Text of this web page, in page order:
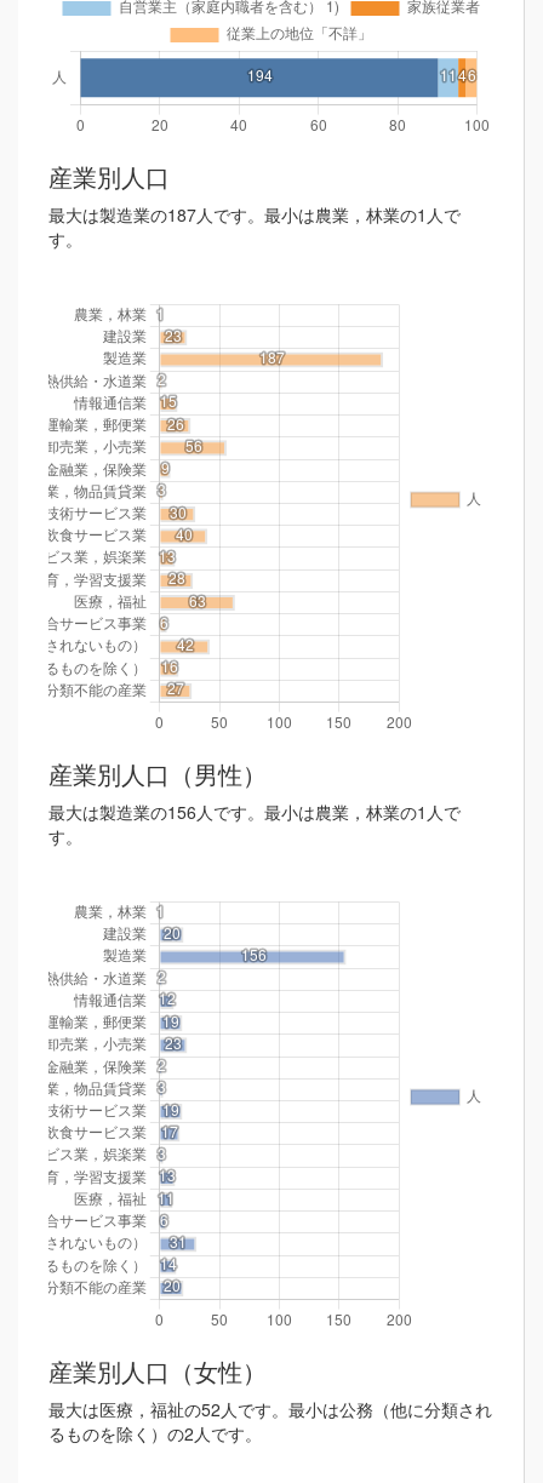
産業別人口
最大は製造業の187人です。最小は農業，林業の1人で
す。
産業別人口（男性）
最大は製造業の156人です。最小は農業，林業の1人で
す。
産業別人口（女性）
最大は医療，福祉の52人です。最小は公務（他に分類され
るものを除く）の2人です。